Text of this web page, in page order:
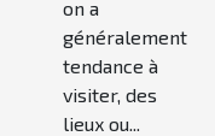
on a
généralement
tendance à
visiter, des
lieux ou...